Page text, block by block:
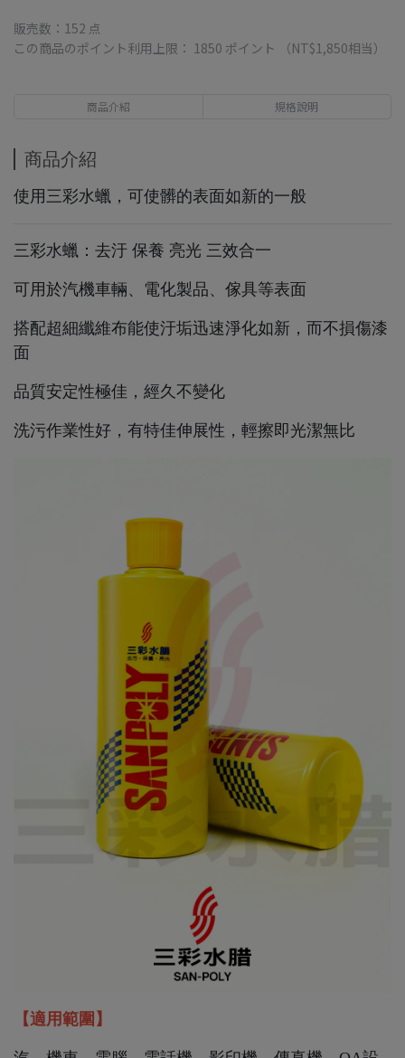
販売数：152 点
この商品のポイント利用上限： 1850 ポイント （NT$1,850相当）
商品介紹 規格說明
商品介紹
使用三彩水蠟，可使髒的表面如新的一般
三彩水蠟：去汙 保養 亮光 三效合一
可用於汽機車輛、電化製品、傢具等表面
搭配超細纖維布能使汙垢迅速淨化如新，而不損傷漆
面
品質安定性極佳，經久不變化
洗污作業性好，有特佳伸展性，輕擦即光潔無比
【適用範圍】